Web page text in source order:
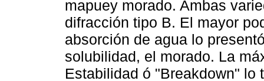
mapuey morado. Ambas
difracción tipo B. El mayor
absorción de agua lo
solubilidad, el morado. La
Estabilidad ó "Breakdown" lo